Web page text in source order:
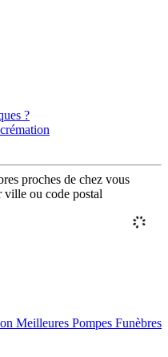
?
proches de chez vous
ville ou code postal
Meilleures Pompes Funèbres